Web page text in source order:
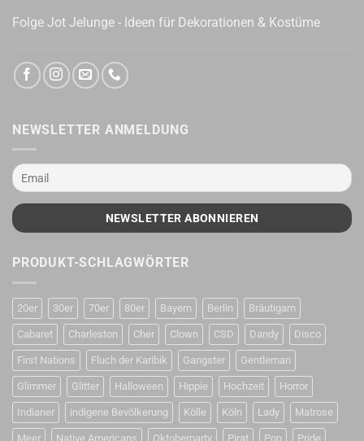
Folge Jot Jelunge - Ideen für Dekorationen & Kostüme
NEWSLETTER ANMELDUNG
PRODUKT-SCHLAGWÖRTER
20er 30er 70er 80er Bayern Berlin Bräutigam
Cabaret Charleston Cher Clown CSD Dandy Disco
First Nations Fluch der Karibik Gangster Gentleman
Glimmer Glitter Halloween Hippie Hochzeit Horror
Indianer indigene Bevölkerung Kölle Köln Lady Matrose
Meer Native Americans Oktoberparty Pirat Pop Pride